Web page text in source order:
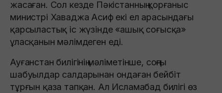
жасаған. Сол кезде Пәкістанның қорғаныс
министрі Хаваджа Асиф екі ел арасындағы
қарсыластық іс жүзінде «ашық соғысқа»
ұласқанын мәлімдеген еді.
Ауғанстан билігінің мәліметінше, соңғы
шабуылдар салдарынан ондаған бейбіт
тұрғын қаза тапқан. Ал Исламабад билігі өз